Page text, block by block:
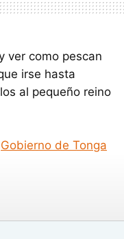
ver como pescan
irse hasta
al pequeño reino
Gobierno de Tonga